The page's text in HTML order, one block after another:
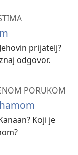
prijatelj?
odgovor.
PORUKOM
Koji je